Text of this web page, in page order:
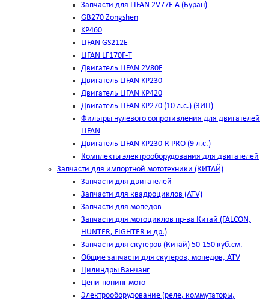
Запчасти для LIFAN 2V77F-A (Буран)
GB270 Zongshen
KP460
LIFAN GS212E
LIFAN LF170F-T
Двигатель LIFAN 2V80F
Двигатель LIFAN KP230
Двигатель LIFAN KP420
Двигатель LIFAN KP270 (10 л.с.) (ЗИП)
Фильтры нулевого сопротивления для двигателей
LIFAN
Двигатель LIFAN KP230-R PRO (9 л.с.)
Комплекты электрооборудования для двигателей
Запчасти для импортной мототехники (КИТАЙ)
Запчасти для двигателей
Запчасти для квадроциклов (ATV)
Запчасти для мопедов
Запчасти для мотоциклов пр-ва Китай (FALCON,
HUNTER, FIGHTER и др.)
Запчасти для скутеров (Китай) 50-150 куб.см.
Общие запчасти для скутеров, мопедов, ATV
Цилиндры Ванчанг
Цепи тюнинг мото
Электрооборудование (реле, коммутаторы,